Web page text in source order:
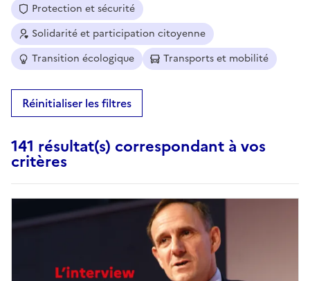
Protection et sécurité
Solidarité et participation citoyenne
Transition écologique
Transports et mobilité
Réinitialiser les filtres
141 résultat(s) correspondant à vos
critères